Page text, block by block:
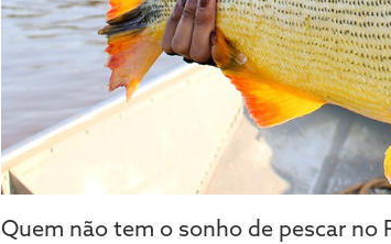
Quem não tem o sonho de pescar no